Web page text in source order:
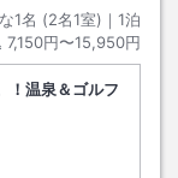
1名 (2名1室)｜ 1泊
7,150円〜15,950円
！温泉＆ゴルフ